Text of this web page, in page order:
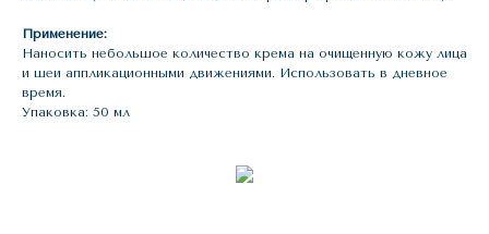
Применение:
Наносить небольшое количество крема на очищенную кожу лица
и шеи аппликационными движениями. Использовать в дневное
время.
Упаковка: 50 мл